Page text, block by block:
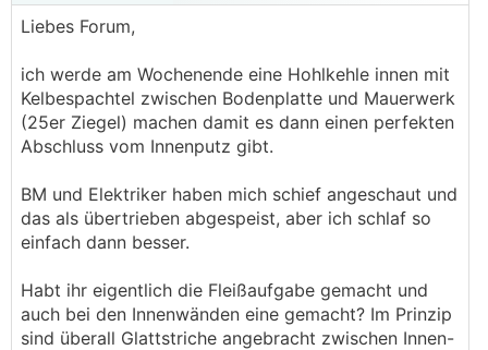
Liebes Forum,
ich werde am Wochenende eine Hohlkehle innen mit
Kelbespachtel zwischen Bodenplatte und Mauerwerk
(25er Ziegel) machen damit es dann einen perfekten
Abschluss vom Innenputz gibt.
BM und Elektriker haben mich schief angeschaut und
das als übertrieben abgespeist, aber ich schlaf so
einfach dann besser.
Habt ihr eigentlich die Fleißaufgabe gemacht und
auch bei den Innenwänden eine gemacht? Im Prinzip
sind überall Glattstriche angebracht zwischen Innen-